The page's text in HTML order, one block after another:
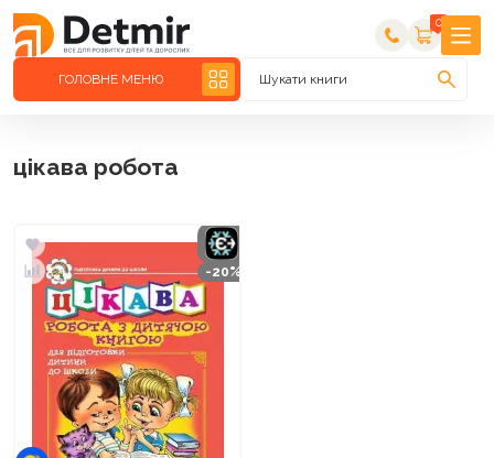
0
ГОЛОВНЕ МЕНЮ Шукати книги
цікава робота
-20%